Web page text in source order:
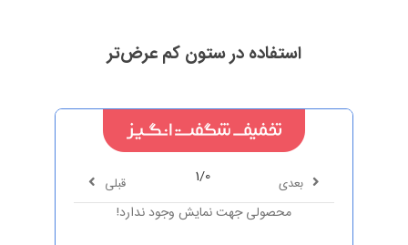
استفاده در ستون کم عرض‌تر
قبلی 1/0 بعدی
محصولی جهت نمایش وجود ندارد!